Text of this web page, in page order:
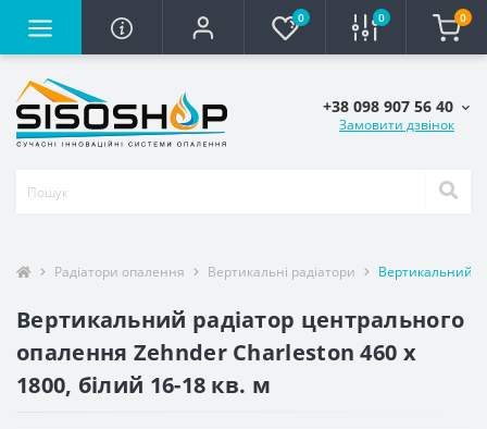
0 0 0
+38 098 907 56 40
Замовити дзвінок
Радіатори опалення Вертикальні радіатори Вертикальний
Вертикальний радіатор центрального
опалення Zehnder Charleston 460 x
1800, білий 16-18 кв. м